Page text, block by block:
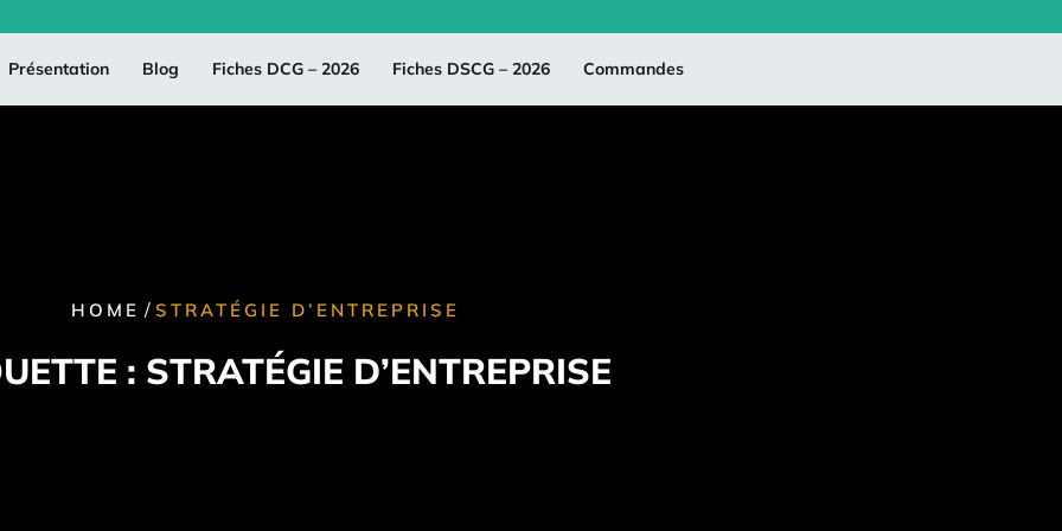
Présentation Blog Fiches DCG – 2026 Fiches DSCG – 2026 Commandes
HOME / STRATÉGIE D’ENTREPRISE
: STRATÉGIE D’ENTREPRISE